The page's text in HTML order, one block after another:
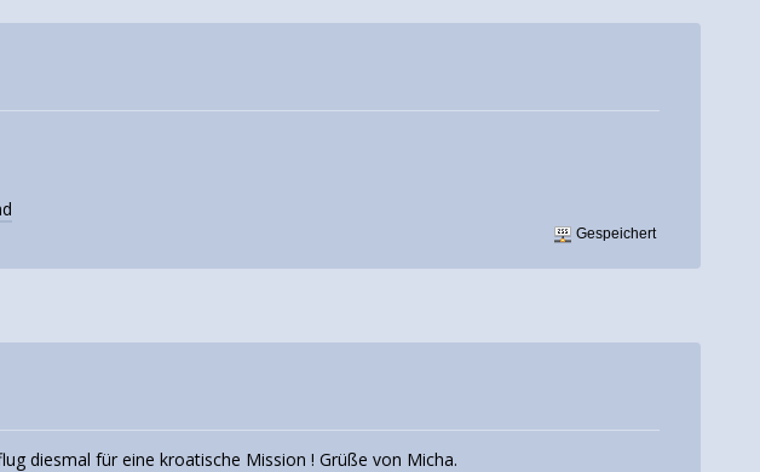
Gespeichert
diesmal für eine kroatische Mission ! Grüße von Micha.